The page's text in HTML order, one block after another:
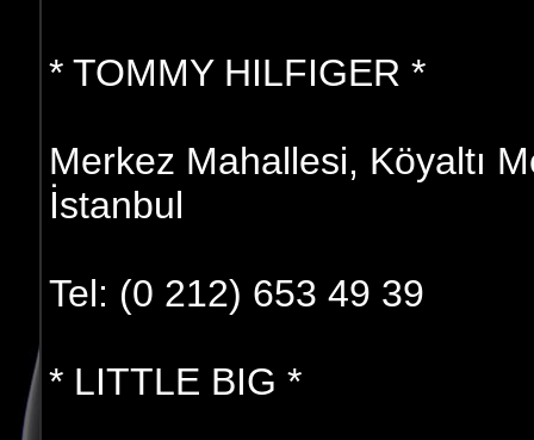
* TOMMY HILFIGER *
Merkez Mahallesi, Köyaltı
İstanbul
Tel: (0 212) 653 49 39
* LITTLE BIG *